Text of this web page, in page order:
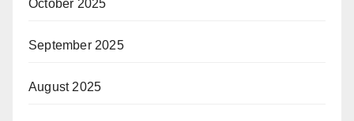
October 2025
September 2025
August 2025